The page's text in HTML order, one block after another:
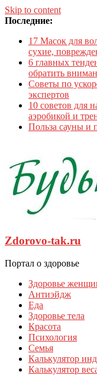
Skip to content
Последние:
17 Масок для
сухие,
6 главных
обратить
Советы по
экспертов
10 советов для
аэробикой и
Польза сауны и
Zdorovo-tak.ru
Портал о здоровье
Здоровье
Антиэйдж
Еда
Здоровье тела
Красота
Психология
Семья
Калькулятор
Калькулятор